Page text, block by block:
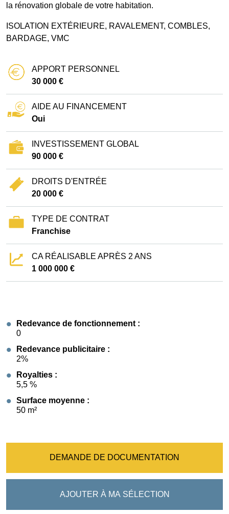
la rénovation globale de votre habitation.
ISOLATION EXTÉRIEURE, RAVALEMENT, COMBLES,
BARDAGE, VMC
APPORT PERSONNEL
30 000 €
AIDE AU FINANCEMENT
Oui
INVESTISSEMENT GLOBAL
90 000 €
DROITS D'ENTRÉE
20 000 €
TYPE DE CONTRAT
Franchise
CA RÉALISABLE APRÈS 2 ANS
1 000 000 €
Redevance de fonctionnement :
0
Redevance publicitaire :
2%
Royalties :
5,5 %
Surface moyenne :
50 m²
DEMANDE DE DOCUMENTATION
AJOUTER À MA SÉLECTION